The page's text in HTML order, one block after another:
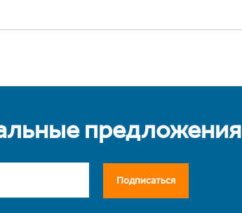
предложения
Подписаться